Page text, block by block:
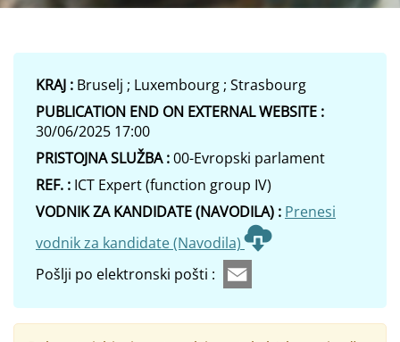
KRAJ : Bruselj ; Luxembourg ; Strasbourg
PUBLICATION END ON EXTERNAL WEBSITE :
30/06/2025 17:00
PRISTOJNA SLUŽBA :00-Evropski parlament
REF. : ICT Expert (function group IV)
VODNIK ZA KANDIDATE (NAVODILA) : Prenesi
vodnik za kandidate (Navodila)
Pošlji po elektronski pošti :